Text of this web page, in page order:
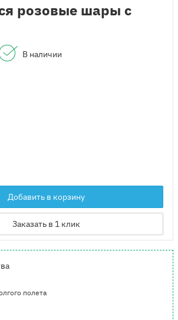
розовые шары с
В наличии
Добавить в корзину
Заказать в 1 клик
полета